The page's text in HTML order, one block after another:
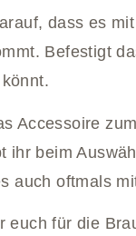
dass es
Befestigt
Accessoire
ihr beim
auch oftmals
euch für die